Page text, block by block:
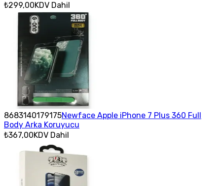
₺299,00KDV Dahil
8683140179175Newface Apple iPhone 7 Plus 360 Full
Body Arka Koruyucu
₺367,00KDV Dahil